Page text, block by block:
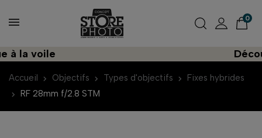
0
voile
Accueil Objectifs Types d'objectifs
Fixes hybrides
RF 28mm f/2.8 STM